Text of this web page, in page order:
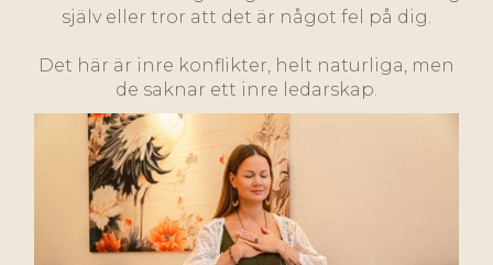
själv eller tror att det är något fel på dig.
Det här är inre konflikter, helt naturliga, men
de saknar ett inre ledarskap.